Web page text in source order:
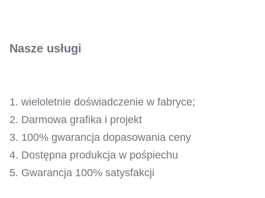
Nasze usługi
1. wieloletnie doświadczenie w fabryce;
2. Darmowa grafika i projekt
3. 100% gwarancja dopasowania ceny
4. Dostępna produkcja w pośpiechu
5. Gwarancja 100% satysfakcji